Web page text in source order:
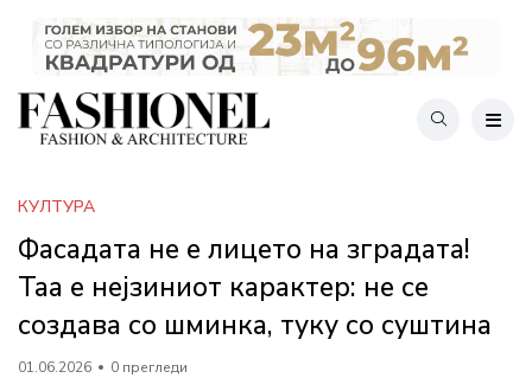
КУЛТУРА
Фасадата не е лицето на зградата!
Таа е нејзиниот карактер: не се
создава со шминка, туку со суштина
01.06.2026 0 прегледи